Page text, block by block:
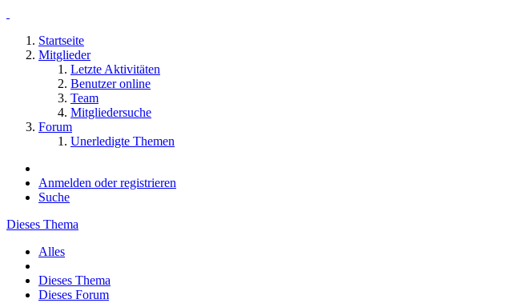
Startseite
Mitglieder
Letzte Aktivitäten
Benutzer online
Team
Mitgliedersuche
Forum
Unerledigte Themen
Anmelden oder registrieren
Suche
Dieses Thema
Alles
Dieses Thema
Dieses Forum